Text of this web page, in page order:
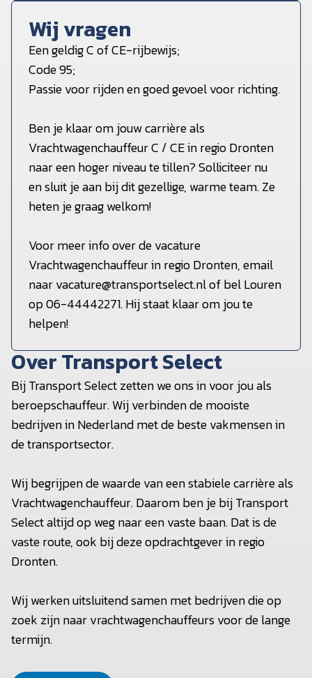
Wij vragen
Een geldig C of CE-rijbewijs;
Code 95;
Passie voor rijden en goed gevoel voor richting.
Ben je klaar om jouw carrière als
Vrachtwagenchauffeur C / CE in regio Dronten
naar een hoger niveau te tillen? Solliciteer nu
en sluit je aan bij dit gezellige, warme team. Ze
heten je graag welkom!
Voor meer info over de vacature
Vrachtwagenchauffeur in regio Dronten, email
naar vacature@transportselect.nl of bel Louren
op 06-44442271. Hij staat klaar om jou te
helpen!
Over Transport Select
Bij Transport Select zetten we ons in voor jou als
beroepschauffeur. Wij verbinden de mooiste
bedrijven in Nederland met de beste vakmensen in
de transportsector.
Wij begrijpen de waarde van een stabiele carrière als
Vrachtwagenchauffeur. Daarom ben je bij Transport
Select altijd op weg naar een vaste baan. Dat is de
vaste route, ook bij deze opdrachtgever in regio
Dronten.
Wij werken uitsluitend samen met bedrijven die op
zoek zijn naar vrachtwagenchauffeurs voor de lange
termijn.